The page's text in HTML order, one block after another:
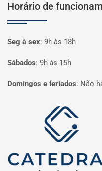
Horário de
Seg à sex: 9h às 18h
Sábados: 9h às 15h
Domingos e feriados: Não
Página inicial